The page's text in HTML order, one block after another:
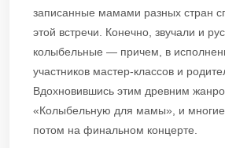
записанные мамами разных стран
этой встречи. Конечно, звучали и
колыбельные — причем, в
участников мастер-классов и
Вдохновившись этим древним
«Колыбельную для мамы», и многие
потом на финальном концерте.